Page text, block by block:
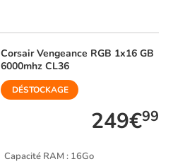
CorsairVengeance RGB 1x16 GB
6000mhz CL36
DÉSTOCKAGE
249€99
Capacité RAM : 16Go